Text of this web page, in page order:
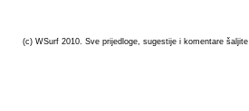
(c) WSurf 2010. Sve prijedloge, sugestije i komentare šaljite